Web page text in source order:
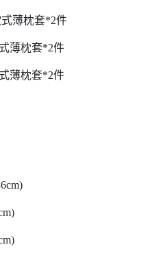
薄枕套*2件
薄枕套*2件
薄枕套*2件